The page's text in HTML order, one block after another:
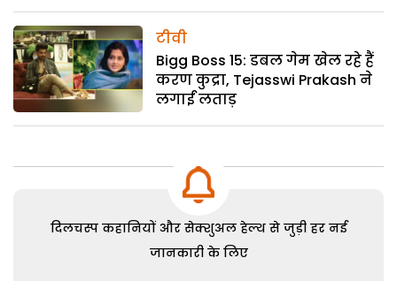
टीवी
Bigg Boss 15: डबल गेम खेल रहे हैं
करण कुद्रा, Tejasswi Prakash ने
लगाईं लताड़
दिलचस्प कहानियों और सेक्शुअल हेल्थ से जुड़ी हर नई
जानकारी के लिए